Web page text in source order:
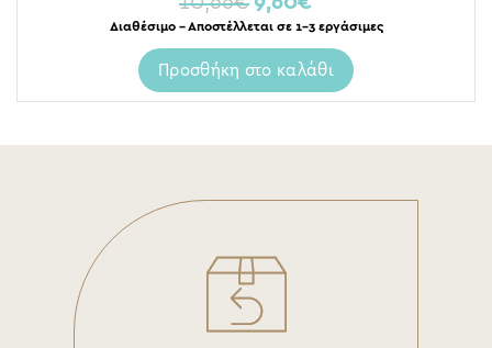
Διαθέσιμο – Αποστέλλεται σε 1-3 εργάσιμες
Προσθήκη στο καλάθι